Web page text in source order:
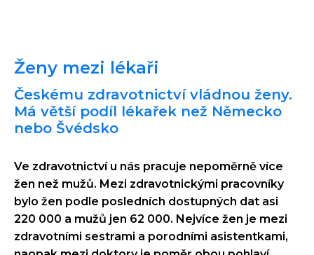
Ženy mezi lékaři
Českému zdravotnictví vládnou ženy.
Má větší podíl lékařek než Německo
nebo Švédsko
Ve zdravotnictví u nás pracuje nepoměrně více
žen než mužů. Mezi zdravotnickými pracovníky
bylo žen podle posledních dostupných dat asi
220 000 a mužů jen 62 000. Nejvíce žen je mezi
zdravotními sestrami a porodními asistentkami,